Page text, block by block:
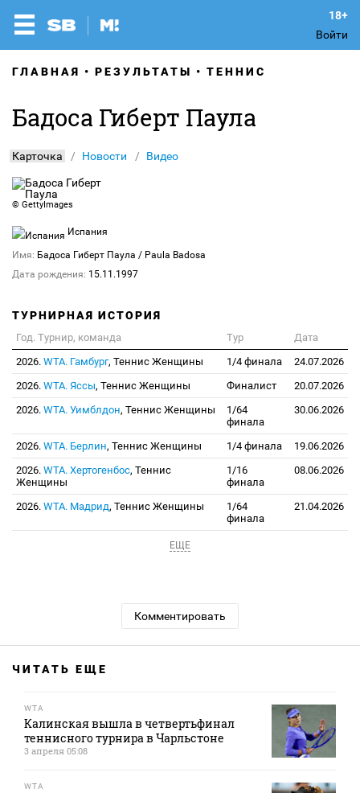
Войти
ГЛАВНАЯ РЕЗУЛЬТАТЫ ТЕННИС
Бадоса Гиберт Паула
Карточка Новости Видео
© GettyImages
Испания
Имя: Бадоса Гиберт Паула / Paula Badosa
Дата рождения: 15.11.1997
ТУРНИРНАЯ ИСТОРИЯ
Год. Турнир, команда Тур
Дата
2026. WTA. Гамбург, Теннис Женщины 1/4 финала
24.07.2026
2026. WTA. Яссы, Теннис Женщины Финалист
20.07.2026
2026. WTA. Уимблдон, Теннис Женщины
1/64
финала
30.06.2026
2026. WTA. Берлин, Теннис Женщины 1/4 финала
19.06.2026
2026. WTA. Хертогенбоc, Теннис
Женщины
1/16
финала
08.06.2026
2026. WTA. Мадрид, Теннис Женщины
1/64
финала
21.04.2026
ЕЩЕ
Комментировать
ЧИТАТЬ ЕЩЕ
WTA
Калинская вышла в четвертьфинал
теннисного турнира в Чарльстоне
3 апреля 05:08
WTA